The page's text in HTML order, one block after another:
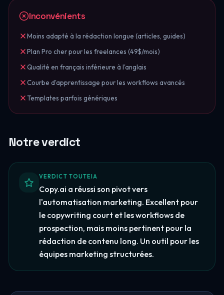
Inconvénients
Moins adapté à la rédaction longue (articles, guides)
Plan Pro cher pour les freelances (49$/mois)
Qualité en français inférieure à l'anglais
Courbe d'apprentissage pour les workflows avancés
Templates parfois génériques
Notre verdict
VERDICT TOUTEIA
Copy.ai a réussi son pivot vers
l'automatisation marketing. Excellent pour
le copywriting court et les workflows de
prospection, mais moins pertinent pour la
rédaction de contenu long. Un outil pour les
équipes marketing structurées.